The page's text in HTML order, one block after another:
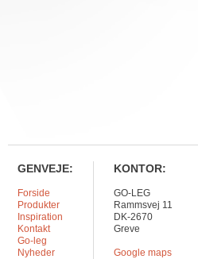
GENVEJE:
Forside
Produkter
Inspiration
Kontakt
Go-leg
Nyheder
KONTOR:
GO-LEG
Rammsvej 11
DK-2670
Greve
Google maps